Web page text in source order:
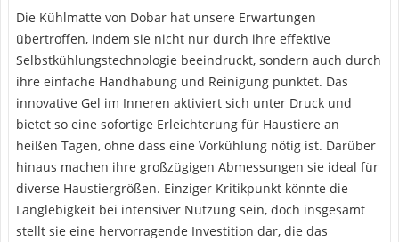
Die Kühlmatte von Dobar hat unsere Erwartungen
übertroffen, indem sie nicht nur durch ihre effektive
Selbstkühlungstechnologie beeindruckt, sondern auch durch
ihre einfache Handhabung und Reinigung punktet. Das
innovative Gel im Inneren aktiviert sich unter Druck und
bietet so eine sofortige Erleichterung für Haustiere an
heißen Tagen, ohne dass eine Vorkühlung nötig ist. Darüber
hinaus machen ihre großzügigen Abmessungen sie ideal für
diverse Haustiergrößen. Einziger Kritikpunkt könnte die
Langlebigkeit bei intensiver Nutzung sein, doch insgesamt
stellt sie eine hervorragende Investition dar, die das